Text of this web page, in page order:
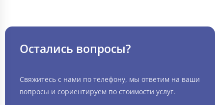
Остались вопросы?
Свяжитесь с нами по телефону, мы ответим на ваши
вопросы и сориентируем по стоимости услуг.